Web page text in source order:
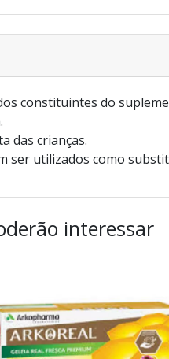
constituintes do
das crianças.
ser utilizados como
interessar